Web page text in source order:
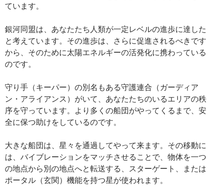
ています。
銀河同盟は、あなたたち人類が一定レベルの進歩に達した
と考えています。その進歩は、さらに促進されるべきです
から、そのために太陽エネルギーの活発化に携わっている
のです。
守り手（キーパー）の別名もある守護連合（ガーディア
ン・アライアンス）がいて、あなたたちのいるエリアの秩
序を守っています。より多くの船団がやってくるまで、安
全に保つ助けをしているのです。
大きな船団は、星々を通過してやって来ます。その移動に
は、バイブレーションをマッチさせることで、物体を一つ
の地点から別の地点へと転送する、スターゲート、または
ポータル（玄関）機能を持つ星が使われます。